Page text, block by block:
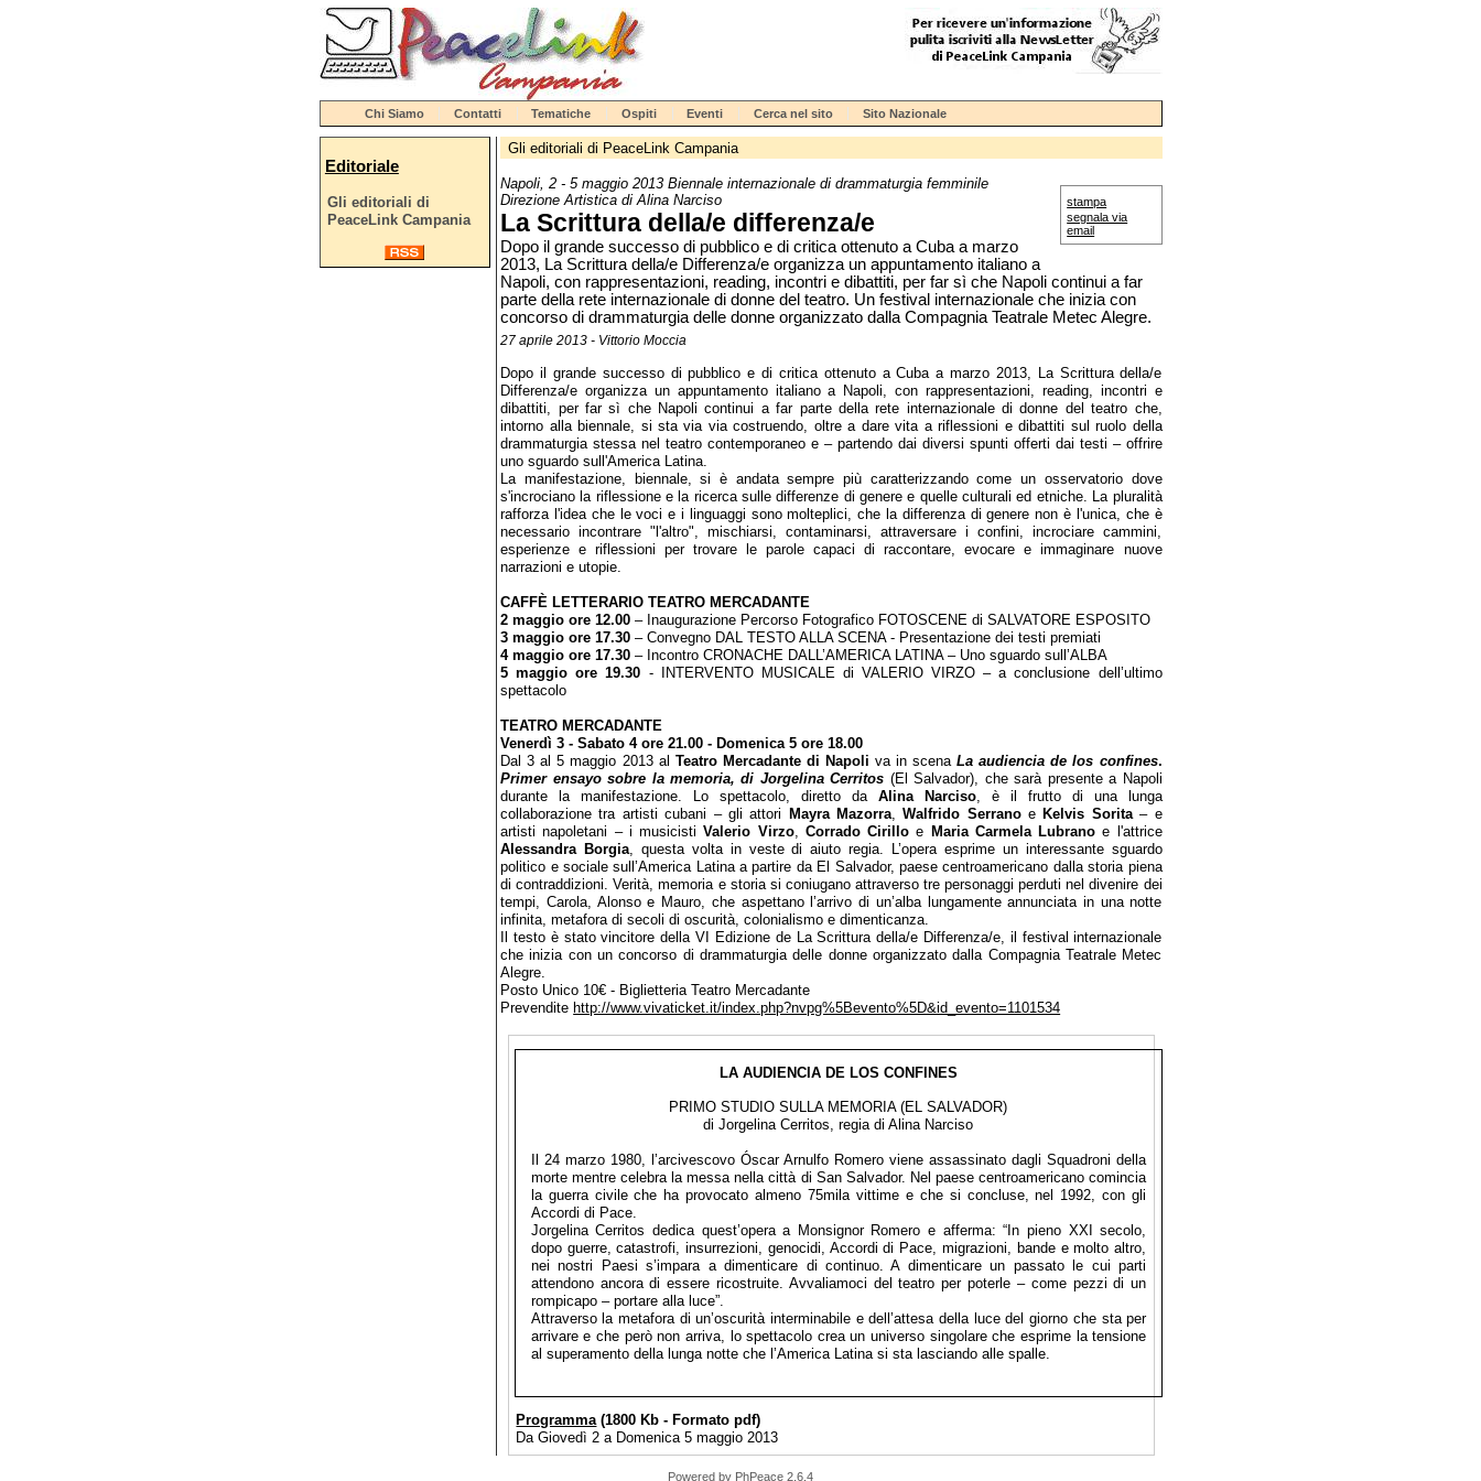
Chi Siamo Contatti Tematiche Ospiti Eventi Cerca nel sito Sito Nazionale
Editoriale
Gli editoriali di
PeaceLink Campania
Gli editoriali di PeaceLink Campania
stampa
segnala via
email
Napoli, 2 - 5 maggio 2013 Biennale internazionale di drammaturgia femminile
Direzione Artistica di Alina Narciso
La Scrittura della/e differenza/e
Dopo il grande successo di pubblico e di critica ottenuto a Cuba a marzo
2013, La Scrittura della/e Differenza/e organizza un appuntamento italiano a
Napoli, con rappresentazioni, reading, incontri e dibattiti, per far sì che Napoli continui a far
parte della rete internazionale di donne del teatro. Un festival internazionale che inizia con
concorso di drammaturgia delle donne organizzato dalla Compagnia Teatrale Metec Alegre.
27 aprile 2013 - Vittorio Moccia
Dopo il grande successo di pubblico e di critica ottenuto a Cuba a marzo 2013, La Scrittura della/e
Differenza/e organizza un appuntamento italiano a Napoli, con rappresentazioni, reading, incontri e
dibattiti, per far sì che Napoli continui a far parte della rete internazionale di donne del teatro che,
intorno alla biennale, si sta via via costruendo, oltre a dare vita a riflessioni e dibattiti sul ruolo della
drammaturgia stessa nel teatro contemporaneo e – partendo dai diversi spunti offerti dai testi – offrire
uno sguardo sull'America Latina.
La manifestazione, biennale, si è andata sempre più caratterizzando come un osservatorio dove
s'incrociano la riflessione e la ricerca sulle differenze di genere e quelle culturali ed etniche. La pluralità
rafforza l'idea che le voci e i linguaggi sono molteplici, che la differenza di genere non è l'unica, che è
necessario incontrare "l'altro", mischiarsi, contaminarsi, attraversare i confini, incrociare cammini,
esperienze e riflessioni per trovare le parole capaci di raccontare, evocare e immaginare nuove
narrazioni e utopie.
CAFFÈ LETTERARIO TEATRO MERCADANTE
2 maggio ore 12.00– Inaugurazione Percorso Fotografico FOTOSCENE di SALVATORE ESPOSITO
3 maggio ore 17.30 – Convegno DAL TESTO ALLA SCENA - Presentazione dei testi premiati
4 maggio ore 17.30 – Incontro CRONACHE DALL’AMERICA LATINA – Uno sguardo sull’ALBA
5 maggio ore 19.30 - INTERVENTO MUSICALE di VALERIO VIRZO – a conclusione dell’ultimo
spettacolo
TEATRO MERCADANTE
Venerdì 3 - Sabato 4 ore 21.00 - Domenica 5 ore 18.00
Dal 3 al 5 maggio 2013 al Teatro Mercadante di Napoli va in scenaLa audiencia de los confines.
Primer ensayo sobre la memoria, di Jorgelina Cerritos (El Salvador), che sarà presente a Napoli
durante la manifestazione. Lo spettacolo, diretto da Alina Narciso, è il frutto di una lunga
collaborazione tra artisti cubani – gli attori
Mayra Mazorra ,Walfrido Serranoe Kelvis Sorita– e
artisti napoletani – i musicistiValerio Virzo, Corrado Cirillo e Maria Carmela Lubrano e l'attrice
Alessandra Borgia , questa volta in veste di aiuto regia. L’opera esprime un interessante sguardo
politico e sociale sull’America Latina a partire da El Salvador, paese centroamericano dalla storia piena
di contraddizioni. Verità, memoria e storia si coniugano attraverso tre personaggi perduti nel divenire dei
tempi, Carola, Alonso e Mauro, che aspettano l’arrivo di un’alba lungamente annunciata in una notte
infinita, metafora di secoli di oscurità, colonialismo e dimenticanza.
Il testo è stato vincitore della VI Edizione de La Scrittura della/e Differenza/e, il festival internazionale
che inizia con un concorso di drammaturgia delle donne organizzato dalla Compagnia Teatrale Metec
Alegre.
Posto Unico 10€ - Biglietteria Teatro Mercadante
Prevendite http://www.vivaticket.it/index.php?nvpg%5Bevento%5D&id_evento=1101534
LA AUDIENCIA DE LOS CONFINES
PRIMO STUDIO SULLA MEMORIA (EL SALVADOR)
di Jorgelina Cerritos, regia di Alina Narciso
Il 24 marzo 1980, l’arcivescovo Óscar Arnulfo Romero viene assassinato dagli Squadroni della
morte mentre celebra la messa nella città di San Salvador. Nel paese centroamericano comincia
la guerra civile che ha provocato almeno 75mila vittime e che si concluse, nel 1992, con gli
Accordi di Pace.
Jorgelina Cerritos dedica quest’opera a Monsignor Romero e afferma: “In pieno XXI secolo,
dopo guerre, catastrofi, insurrezioni, genocidi, Accordi di Pace, migrazioni, bande e molto altro,
nei nostri Paesi s’impara a dimenticare di continuo. A dimenticare un passato le cui parti
attendono ancora di essere ricostruite. Avvaliamoci del teatro per poterle – come pezzi di un
rompicapo – portare alla luce”.
Attraverso la metafora di un’oscurità interminabile e dell’attesa della luce del giorno che sta per
arrivare e che però non arriva, lo spettacolo crea un universo singolare che esprime la tensione
al superamento della lunga notte che l’America Latina si sta lasciando alle spalle.
Programma(1800 Kb - Formato pdf)
Da Giovedì 2 a Domenica 5 maggio 2013
Powered by PhPeace 2.6.4